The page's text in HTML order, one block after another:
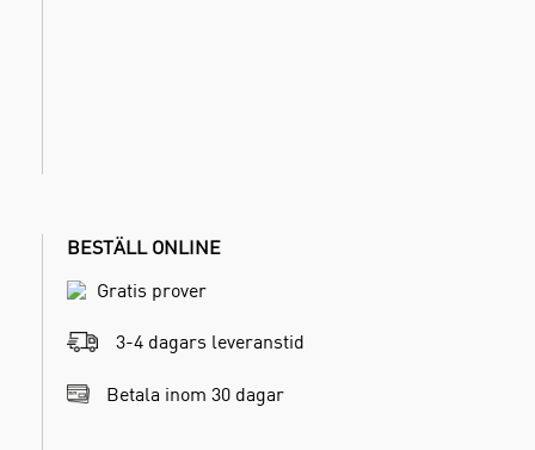
BESTÄLL ONLINE
Gratis prover
3-4 dagars leveranstid
Betala inom 30 dagar